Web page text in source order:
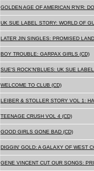
GOLDEN AGE OF AMERICAN R'N'R:
UK SUE LABEL STORY: WORLD OF
LATER JIN SINGLES: PROMISED
BOY TROUBLE: GARPAX GIRLS (CD)
SUE'S ROCK'N'BLUES: UK SUE
WELCOME TO CLUB (CD)
LEIBER & STOLLER STORY VOL 1:
TEENAGE CRUSH VOL 4 (CD)
GOOD GIRLS GONE BAD (CD)
DIGGIN' GOLD: A GALAXY OF WEST
GENE VINCENT CUT OUR SONGS: